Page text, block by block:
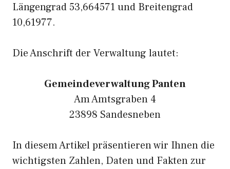
Längengrad 53,664571 und Breitengrad
10,61977.
Die Anschrift der Verwaltung lautet:
Gemeindeverwaltung Panten
Am Amtsgraben 4
23898 Sandesneben
In diesem Artikel präsentieren wir Ihnen die
wichtigsten Zahlen, Daten und Fakten zur